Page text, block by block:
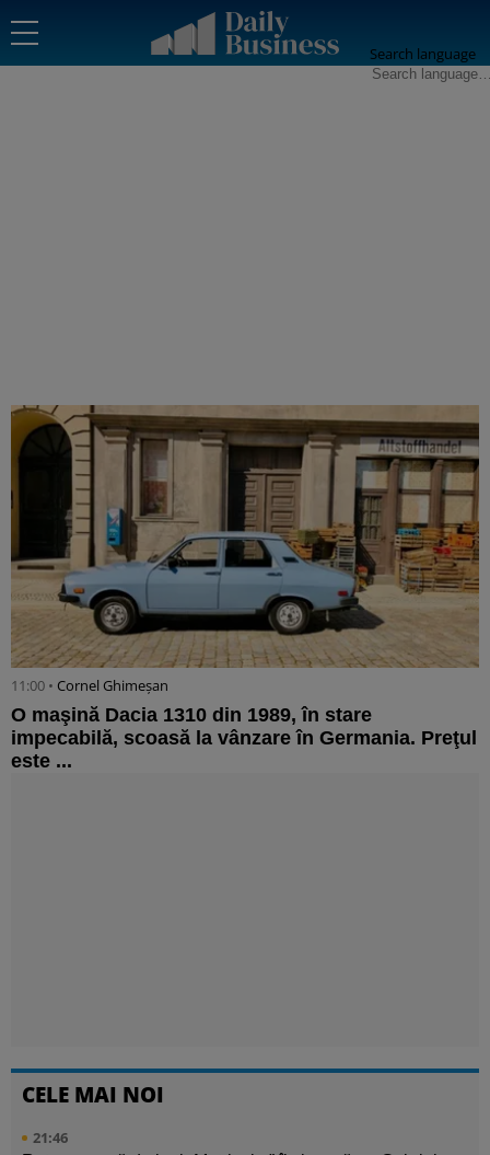
Search language
11:00 • Cornel Ghimeșan
O maşină Dacia 1310 din 1989, în stare
impecabilă, scoasă la vânzare în Germania. Preţul
este ...
CELE MAI NOI
21:46